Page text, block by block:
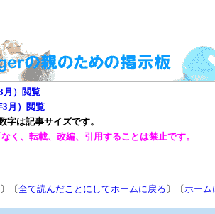
月）閲覧
3月）閲覧
字は記事サイズです。
く、転載、改編、引用することは禁止です。
〕〔全て読んだことにしてホームに戻る 〕〔 ホーム